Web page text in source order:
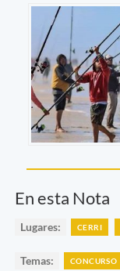
En esta Nota
Lugares: CERRI
Temas: CONCURSO